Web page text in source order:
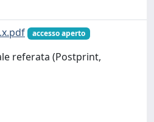
accesso aperto
referata (Postprint,